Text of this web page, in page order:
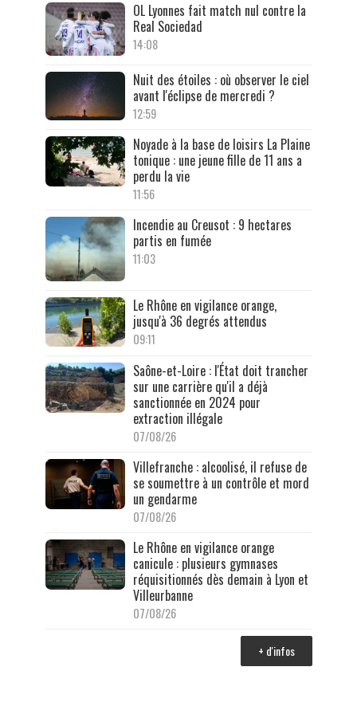
OL Lyonnes fait match nul contre la
Real Sociedad
14:08
Nuit des étoiles : où observer le ciel
avant l'éclipse de mercredi ?
12:59
Noyade à la base de loisirs La Plaine
tonique : une jeune fille de 11 ans a
perdu la vie
11:56
Incendie au Creusot : 9 hectares
partis en fumée
11:03
Le Rhône en vigilance orange,
jusqu'à 36 degrés attendus
09:11
Saône-et-Loire : l'État doit trancher
sur une carrière qu'il a déjà
sanctionnée en 2024 pour
extraction illégale
07/08/26
Villefranche : alcoolisé, il refuse de
se soumettre à un contrôle et mord
un gendarme
07/08/26
Le Rhône en vigilance orange
canicule : plusieurs gymnases
réquisitionnés dès demain à Lyon et
Villeurbanne
07/08/26
+ d'infos